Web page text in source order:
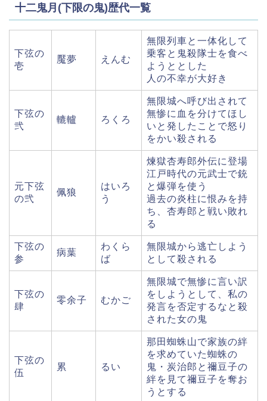
十二鬼月(下限の鬼)歴代一覧
下弦の
壱
魘夢 えんむ
無限列車と一体化して
乗客と鬼殺隊士を食べ
ようととした
人の不幸が大好き
下弦の
弐
轆轤 ろくろ
無限城へ呼び出されて
無惨に血を分けてほし
いと発したことで怒り
をかい殺される
元下弦
の弐
佩狼
はいろ
う
煉獄杏寿郎外伝に登場
江戸時代の元武士で銃
と爆弾を使う
過去の炎柱に恨みを持
ち、杏寿郎と戦い敗れ
る
下弦の
参
病葉
わくら
ば
無限城から逃亡しよう
として殺される
下弦の
肆
零余子 むかご
無限城で無惨に言い訳
をしようとして、私の
発言を否定するなと殺
された女の鬼
下弦の
伍
累 るい
那田蜘蛛山で家族の絆
を求めていた蜘蛛の
鬼・炭治郎と禰豆子の
絆を見て禰豆子を奪お
うとする